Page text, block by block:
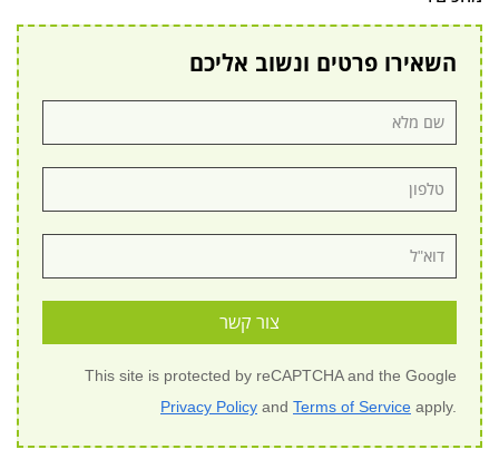
השאירו פרטים ונשוב אליכם
צור קשר
This site is protected by reCAPTCHA and the Google
Privacy Policy and Terms of Service apply.